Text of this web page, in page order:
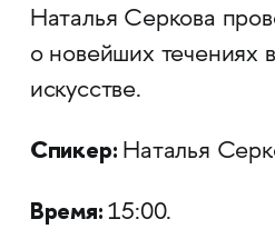
Наталья Серкова
о новейших течениях
искусстве.
Спикер: Наталья
Время:15:00.